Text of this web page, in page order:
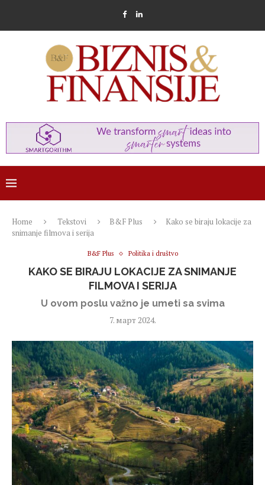
Home Tekstovi B&F Plus
Kako se biraju lokacije za
snimanje filmova i serija
B&F Plus Politika i društvo
KAKO SE BIRAJU LOKACIJE ZA SNIMANJE
FILMOVA I SERIJA
U ovom poslu važno je umeti sa svima
7. март 2024.